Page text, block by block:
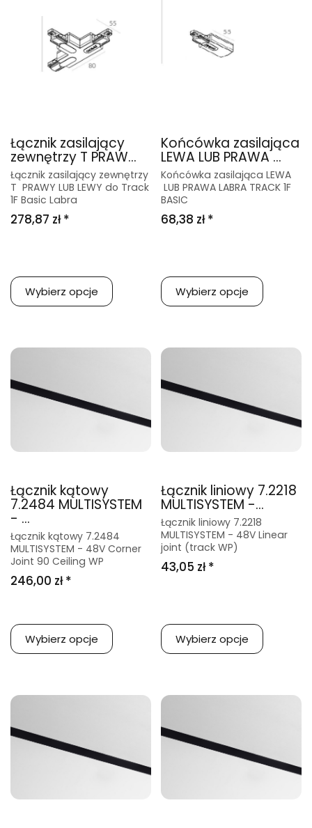
Łącznik zasilający
zewnętrzy T PRAW...
Łącznik zasilający zewnętrzy
T PRAWY LUB LEWY do Track
1F Basic Labra
278,87 zł *
Wybierz opcje
Końcówka zasilająca
LEWA LUB PRAWA ...
Końcówka zasilająca LEWA
LUB PRAWA LABRA TRACK 1F
BASIC
68,38 zł *
Wybierz opcje
Łącznik kątowy
7.2484 MULTISYSTEM
- ...
Łącznik kątowy 7.2484
MULTISYSTEM - 48V Corner
Joint 90 Ceiling WP
246,00 zł *
Wybierz opcje
Łącznik liniowy 7.2218
MULTISYSTEM -...
Łącznik liniowy 7.2218
MULTISYSTEM - 48V Linear
joint (track WP)
43,05 zł *
Wybierz opcje